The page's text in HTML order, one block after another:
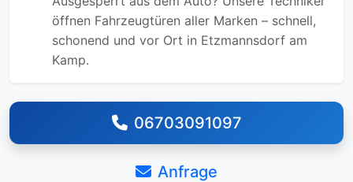
öffnen Fahrzeugtüren aller Marken – schnell,
schonend und vor Ort in Etzmannsdorf am
Kamp.
06703091097
Anfrage